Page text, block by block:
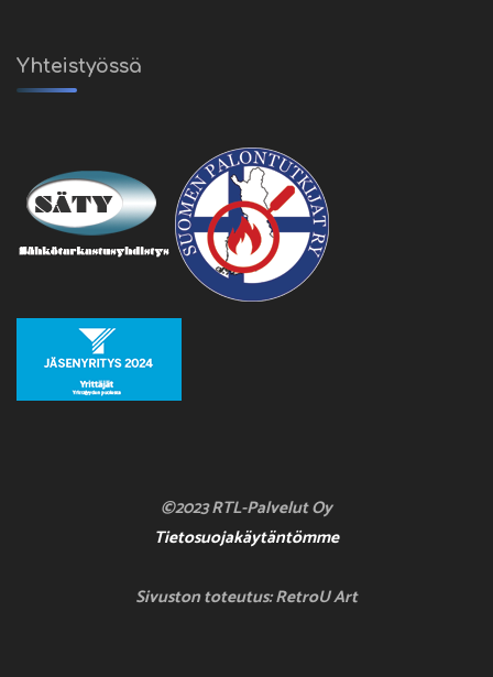
Yhteistyössä
©2023 RTL-Palvelut Oy
Tietosuojakäytäntömme
Sivuston toteutus: RetroU Art